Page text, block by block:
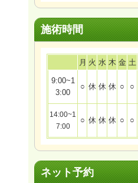
施術時間
月 火 水 木 金 土
9:00~1
3:00
○ 休 休 休 ○ ○
14:00~1
7:00
○ 休 休 休 ○ ○
ネット予約